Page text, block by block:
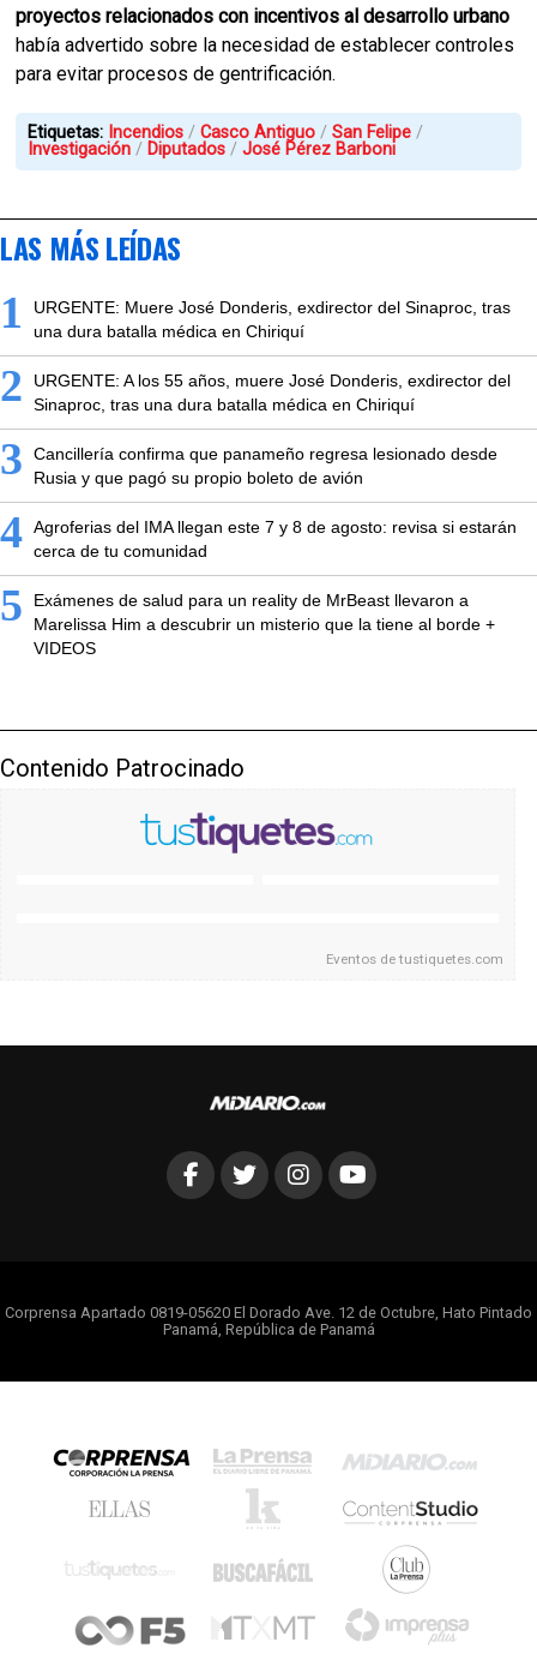
proyectos relacionados con incentivos al desarrollo urbano
había advertido sobre la necesidad de establecer controles
para evitar procesos de gentrificación.
Etiquetas: Incendios Casco Antiguo
San Felipe
Investigación
Diputados José Pérez Barboni
LAS MÁS LEÍDAS
1
URGENTE: Muere José Donderis, exdirector del Sinaproc, tras
una dura batalla médica en Chiriquí
2
URGENTE: A los 55 años, muere José Donderis, exdirector del
Sinaproc, tras una dura batalla médica en Chiriquí
3
Cancillería confirma que panameño regresa lesionado desde
Rusia y que pagó su propio boleto de avión
4 Agroferias del IMA llegan este 7 y 8 de agosto: revisa si estarán
cerca de tu comunidad
5
Exámenes de salud para un reality de MrBeast llevaron a
Marelissa Him a descubrir un misterio que la tiene al borde +
VIDEOS
Contenido Patrocinado
Eventos detustiquetes.com
Corprensa Apartado 0819-05620 El Dorado Ave. 12 de Octubre, Hato Pintado
Panamá, República de Panamá